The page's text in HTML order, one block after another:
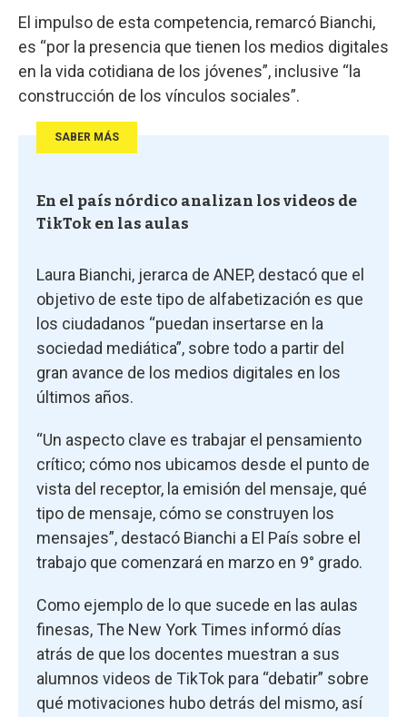
El impulso de esta competencia, remarcó Bianchi,
es “por la presencia que tienen los medios digitales
en la vida cotidiana de los jóvenes”, inclusive “la
construcción de los vínculos sociales”.
SABER MÁS
En el país nórdico analizan los videos de
TikTok en las aulas
Laura Bianchi, jerarca de ANEP, destacó que el
objetivo de este tipo de alfabetización es que
los ciudadanos “puedan insertarse en la
sociedad mediática”, sobre todo a partir del
gran avance de los medios digitales en los
últimos años.
“Un aspecto clave es trabajar el pensamiento
crítico; cómo nos ubicamos desde el punto de
vista del receptor, la emisión del mensaje, qué
tipo de mensaje, cómo se construyen los
mensajes”, destacó Bianchi a El País sobre el
trabajo que comenzará en marzo en 9° grado.
Como ejemplo de lo que sucede en las aulas
finesas, The New York Times informó días
atrás de que los docentes muestran a sus
alumnos videos de TikTok para “debatir” sobre
qué motivaciones hubo detrás del mismo, así